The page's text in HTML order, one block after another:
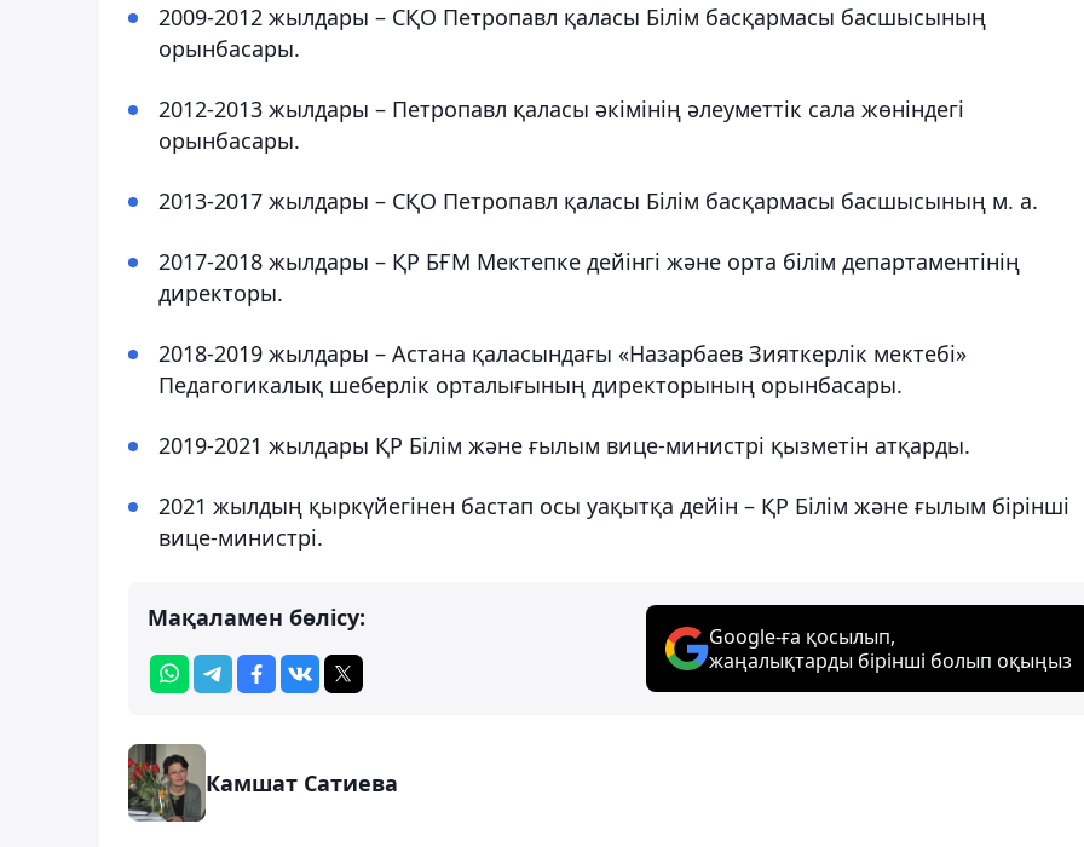
2009-2012 жылдары – СҚО Петропавл қаласы Білім басқармасы басшысының
орынбасары.
2012-2013 жылдары – Петропавл қаласы әкімінің әлеуметтік сала жөніндегі
орынбасары.
2013-2017 жылдары – СҚО Петропавл қаласы Білім басқармасы басшысының м. а.
2017-2018 жылдары – ҚР БҒМ Мектепке дейінгі және орта білім департаментінің
директоры.
2018-2019 жылдары – Астана қаласындағы «Назарбаев Зияткерлік мектебі»
Педагогикалық шеберлік орталығының директорының орынбасары.
2019-2021 жылдары ҚР Білім және ғылым вице-министрі қызметін атқарды.
2021 жылдың қыркүйегінен бастап осы уақытқа дейін – ҚР Білім және ғылым бірінші
вице-министрі.
Мақаламен бөлісу:
Google-ға қосылып,
жаңалықтарды бірінші болып оқыңыз
Камшат Сатиева